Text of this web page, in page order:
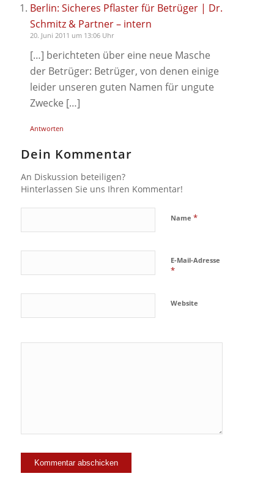
Berlin: Sicheres Pflaster für Betrüger | Dr.
Schmitz & Partner – intern
20. Juni 2011 um 13:06 Uhr
[…] berichteten über eine neue Masche
der Betrüger: Betrüger, von denen einige
leider unseren guten Namen für ungute
Zwecke […]
Antworten
Dein Kommentar
An Diskussion beteiligen?
Hinterlassen Sie uns Ihren Kommentar!
Name *
E-Mail-Adresse
*
Website